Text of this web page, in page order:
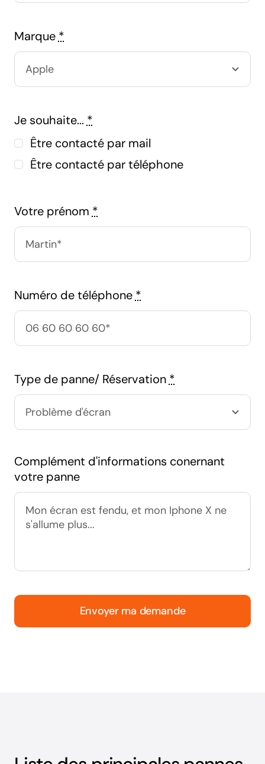
Marque *
Je souhaite... *
Être contacté par mail
Être contacté par téléphone
Votre prénom *
Numéro de téléphone *
Type de panne/ Réservation *
Complément d'informations conernant
votre panne
Envoyer ma demande